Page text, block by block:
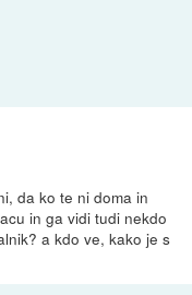
da ko te ni doma in
in ga vidi tudi nekdo
a kdo ve, kako je s